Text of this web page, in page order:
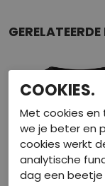
COOKIES.
Met cookies en
we je beter en
cookies werkt
analytische
dag een